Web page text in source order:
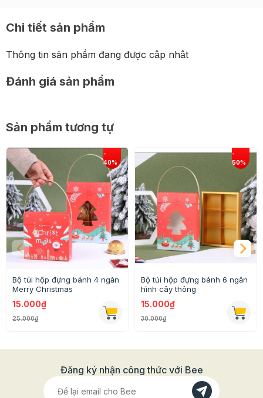
Chi tiết sản phẩm
Thông tin sản phẩm đang được cập nhật
Đánh giá sản phẩm
Sản phẩm tương tự
Bộ túi hộp đựng bánh 4 ngăn
Merry Christmas
15.000₫
25.000₫
Bộ túi hộp đựng bánh 6 ngăn
hình cây thông
15.000₫
30.000₫
Đăng ký nhận công thức với Bee